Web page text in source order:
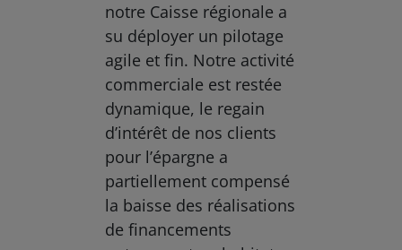
notre Caisse régionale a
su déployer un pilotage
agile et fin. Notre activité
commerciale est restée
dynamique, le regain
d’intérêt de nos clients
pour l’épargne a
partiellement compensé
la baisse des réalisations
de financements